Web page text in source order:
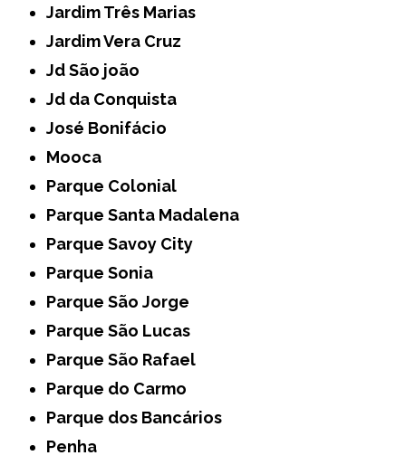
Jardim Três Marias
Jardim Vera Cruz
Jd São joão
Jd da Conquista
José Bonifácio
Mooca
Parque Colonial
Parque Santa Madalena
Parque Savoy City
Parque Sonia
Parque São Jorge
Parque São Lucas
Parque São Rafael
Parque do Carmo
Parque dos Bancários
Penha